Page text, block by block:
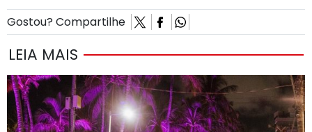
Gostou? Compartilhe
LEIA MAIS